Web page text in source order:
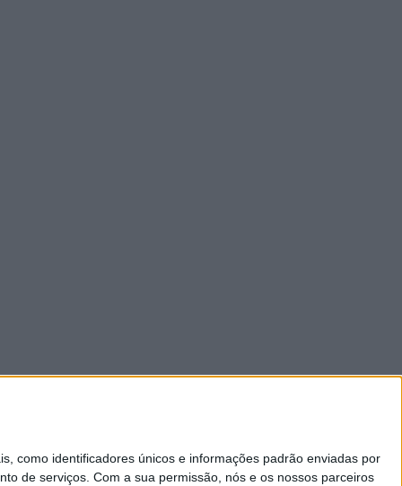
como identificadores únicos e informações padrão enviadas por
de serviços. Com a sua permissão, nós e os nossos parceiros